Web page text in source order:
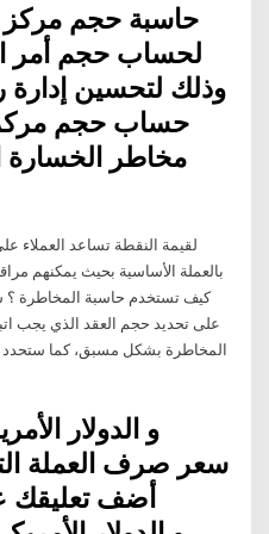
حاسبة حجم مركز
لحساب حجم أمر
وذلك لتحسين
حساب حجم مركز
مخاطر الخسارة
بالعملة الأساسية بحيث يمكنهم
كيف تستخدم حاسبة المخاطرة ؟
على تحديد حجم العقد الذي يجب
المخاطرة بشكل مسبق، كما ستحدد
أضف تعليقك